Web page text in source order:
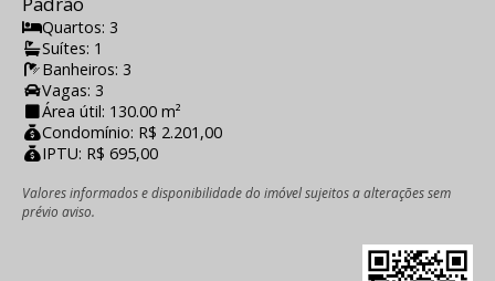
Quartos: 3
Suítes: 1
Banheiros: 3
Vagas: 3
Área útil: 130.00 m²
Condomínio: R$ 2.201,00
IPTU: R$ 695,00
Valores informados e disponibilidade do imóvel sujeitos a alterações sem
prévio aviso.